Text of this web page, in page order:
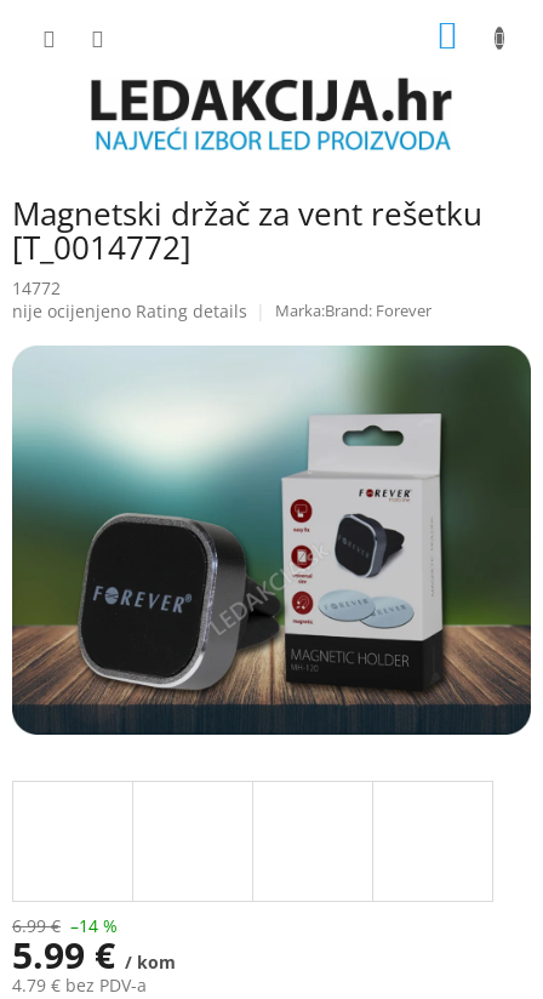
Magnetski držač za vent rešetku
[T_0014772]
14772
The
product
0.0
out
nije ocijenjeno Rating details Brand: Forever
6.99 € –14 %
5.99 € / kom
4.79 € bez PDV-a